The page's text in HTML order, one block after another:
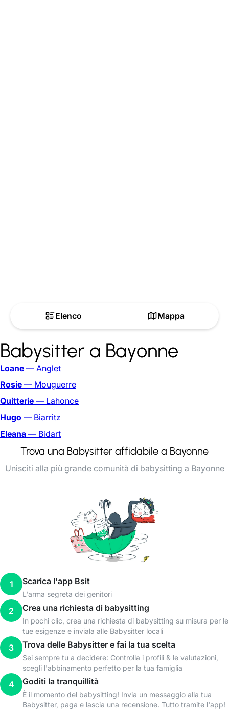
Elenco Mappa
Babysitter a Bayonne
Loane — Anglet
Rosie — Mouguerre
Quitterie — Lahonce
Hugo — Biarritz
Eleana — Bidart
Trova una Babysitter affidabile a Bayonne
Unisciti alla più grande comunità di babysitting a Bayonne
1 Scarica l'app Bsit
L'arma segreta dei genitori
2 Crea una richiesta di babysitting
In pochi clic, crea una richiesta di babysitting su misura per le
tue esigenze e inviala alle Babysitter locali
3 Trova delle Babysitter e fai la tua scelta
Sei sempre tu a decidere: Controlla i profili & le valutazioni,
scegli l'abbinamento perfetto per la tua famiglia
4 Goditi la tranquillità
È il momento del babysitting! Invia un messaggio alla tua
Babysitter, paga e lascia una recensione. Tutto tramite l'app!